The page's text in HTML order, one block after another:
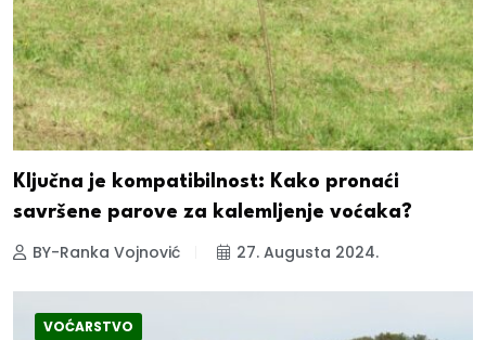
Ključna je kompatibilnost: Kako pronaći
savršene parove za kalemljenje voćaka?
BY-Ranka Vojnović 27. Augusta 2024.
VOĆARSTVO